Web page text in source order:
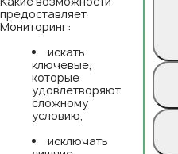
предоставляет
Мониторинг:
искать
ключевые,
которые
удовлетворяют
сложному
условию;
исключать